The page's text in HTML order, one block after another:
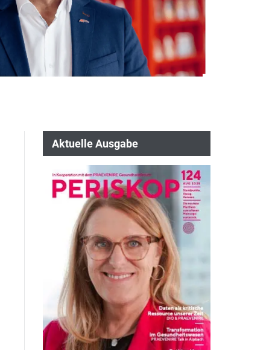
Aktuelle Ausgabe